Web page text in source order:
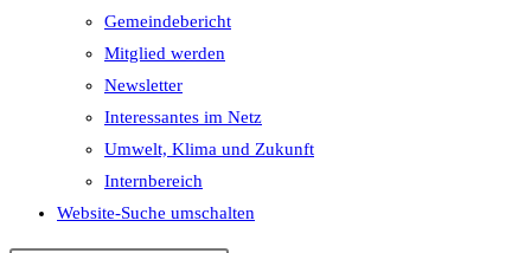
Gemeindebericht
Mitglied werden
Newsletter
Interessantes im Netz
Umwelt, Klima und Zukunft
Internbereich
Website-Suche umschalten